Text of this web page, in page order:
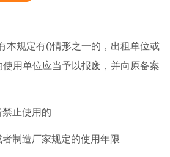
本规定有()情形之一的，出租单位或
用单位应当予以报废，并向原备案
止使用的
制造厂家规定的使用年限